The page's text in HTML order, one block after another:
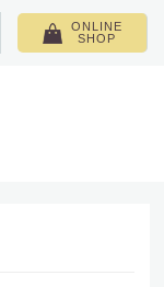
ONLINE
SHOP